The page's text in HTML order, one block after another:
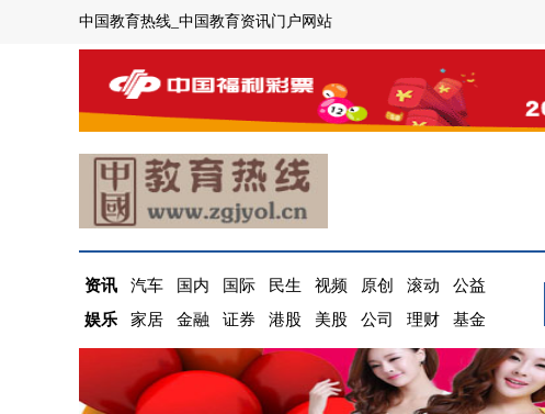
中国教育热线_中国教育资讯门户网站
资讯 汽车 国内 国际 民生 视频 原创 滚动
公益
娱乐
家居 金融 证券 港股 美股 公司 理财 基金